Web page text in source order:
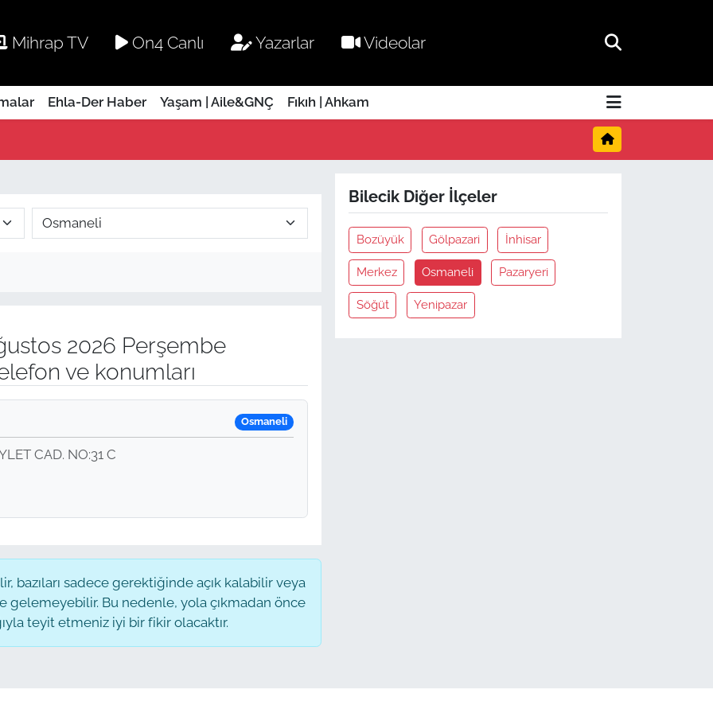
Mihrap TV On4 Canlı Yazarlar Videolar
Ehla-Der Haber Yaşam | Aile&GNÇ Fıkıh | Ahkam
2026 Perşembe
ve konumları
Osmaneli
CAD. NO:31 C
bazıları sadece gerektiğinde açık kalabilir veya
Bu nedenle, yola çıkmadan önce
teyit etmeniz iyi bir fikir olacaktır.
Bilecik Diğer İlçeler
Bozüyük Gölpazari İnhisar
Merkez Osmaneli Pazaryeri
Söğüt Yenipazar